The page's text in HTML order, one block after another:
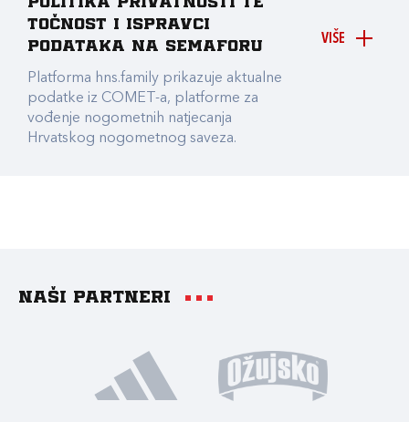
VIŠE
točnost i ispravci
podataka na Semaforu
Platforma hns.family prikazuje aktualne
podatke iz COMET-a, platforme za
vođenje nogometnih natjecanja
Hrvatskog nogometnog saveza.
Naši partneri